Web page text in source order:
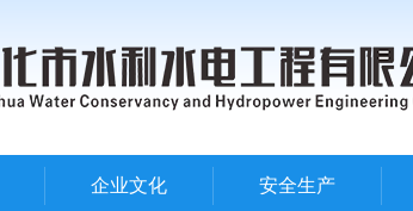
企业文化 安全生产